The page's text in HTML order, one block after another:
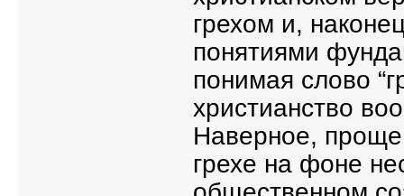
грехом и,
понятиями
понимая слово
христианство
Наверное, проще
грехе на фоне